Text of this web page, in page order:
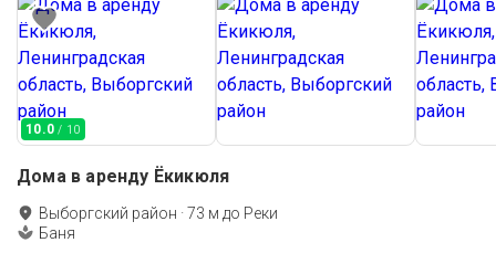
10.0 / 10
Дома в аренду Ёкикюля
Выборгский район ·73 м до Реки
Баня